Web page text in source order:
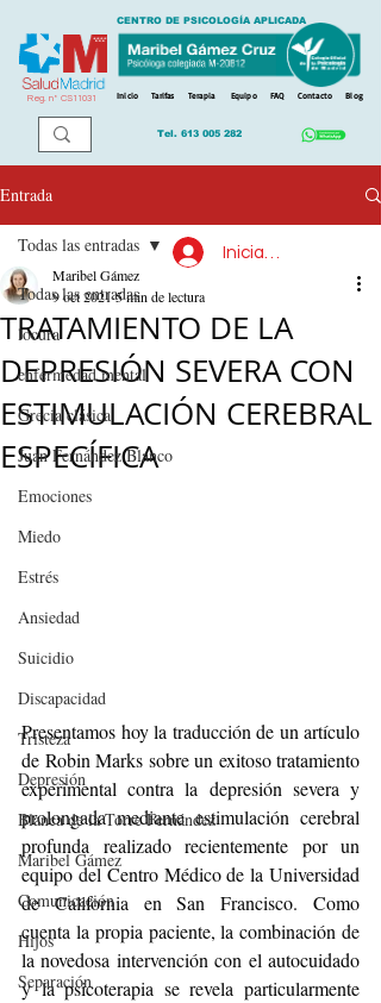
Reg. nº CS11031
CENTRO DE PSICOLOGÍA APLICADA
Inicio Tarifas Terapia Equipo FAQ Contacto Blog
Tel. 613 005 282
Entrada
Todas las entradas
locura
enfermedad mental
Grecia clásica
Juan Fernández Blanco
Emociones
Miedo
Estrés
Ansiedad
Suicidio
Discapacidad
Tristeza
Depresión
Blanca de la Torre Fernández
Maribel Gámez
Comunicación
Hijos
Separación
Todas las entradas
TRATAMIENTO DE LA
DEPRESIÓN SEVERA CON
ESTIMULACIÓN CEREBRAL
ESPECÍFICA
Maribel Gámez
9 oct 20215 min de lectura
Presentamos hoy la traducción de un artículo
de Robin Marks sobre un exitoso tratamiento
experimental contra la depresión severa y
prolongada mediante estimulación cerebral
profunda realizado recientemente por un
equipo del Centro Médico de la Universidad
de California en San Francisco. Como
cuenta la propia paciente, la combinación de
la novedosa intervención con el autocuidado
y la psicoterapia se revela particularmente
Iniciar sesión